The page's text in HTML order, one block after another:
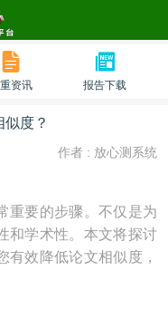
资讯 报告下载
度？
作者 : 放心测系统
重要的步骤。不仅是为
和学术性。本文将探讨
有效降低论文相似度，